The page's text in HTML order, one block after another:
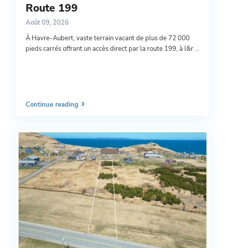
Route 199
Août 09, 2026
À Havre-Aubert, vaste terrain vacant de plus de 72 000
pieds carrés offrant un accès direct par la route 199, à l&r...
Continue reading